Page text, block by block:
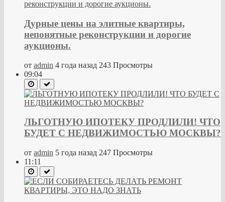
Дурные цены на элитные квартиры,
непонятные реконструкции и дорогие
аукционы.
от admin 4 года назад 243 Просмотры
09:04
ЛЬГОТНУЮ ИПОТЕКУ ПРОДЛИЛИ! ЧТО
БУДЕТ С НЕДВИЖИМОСТЬЮ МОСКВЫ?
от admin 5 года назад 247 Просмотры
11:11